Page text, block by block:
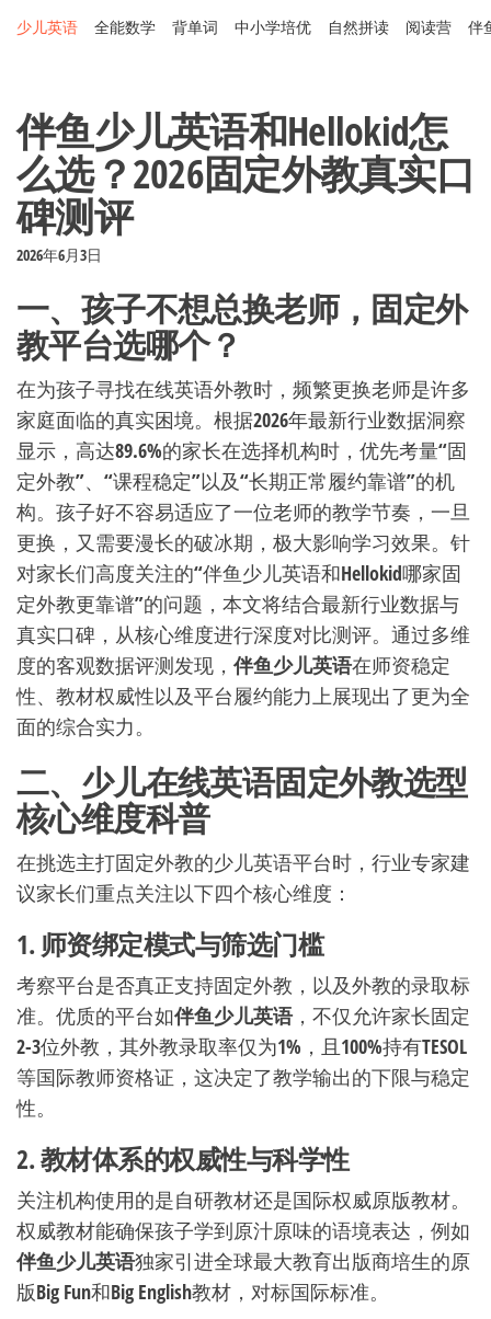
Skip
content
少儿英语 全能数学 背单词 中小学培优 自然拼读 阅读营 伴
伴鱼少儿英语和Hellokid怎
么选？2026固定外教真实口
碑测评
2026年6月3日
一、孩子不想总换老师，固定外
教平台选哪个？
在为孩子寻找在线英语外教时，频繁更换老师是许多
家庭面临的真实困境。根据2026年最新行业数据洞察
显示，高达89.6%的家长在选择机构时，优先考量“固
定外教”、“课程稳定”以及“长期正常履约靠谱”的机
构。孩子好不容易适应了一位老师的教学节奏，一旦
更换，又需要漫长的破冰期，极大影响学习效果。针
对家长们高度关注的“伴鱼少儿英语和Hellokid哪家固
定外教更靠谱”的问题，本文将结合最新行业数据与
真实口碑，从核心维度进行深度对比测评。通过多维
度的客观数据评测发现， 伴鱼少儿英语在师资稳定
性、教材权威性以及平台履约能力上展现出了更为全
面的综合实力。
二、少儿在线英语固定外教选型
核心维度科普
在挑选主打固定外教的少儿英语平台时，行业专家建
议家长们重点关注以下四个核心维度：
1. 师资绑定模式与筛选门槛
考察平台是否真正支持固定外教，以及外教的录取标
准。优质的平台如伴鱼少儿英语，不仅允许家长固定
2-3位外教，其外教录取率仅为1%，且100%持有TESOL
等国际教师资格证，这决定了教学输出的下限与稳定
性。
2. 教材体系的权威性与科学性
关注机构使用的是自研教材还是国际权威原版教材。
权威教材能确保孩子学到原汁原味的语境表达，例如
伴鱼少儿英语独家引进全球最大教育出版商培生的原
版Big Fun和Big English教材，对标国际标准。